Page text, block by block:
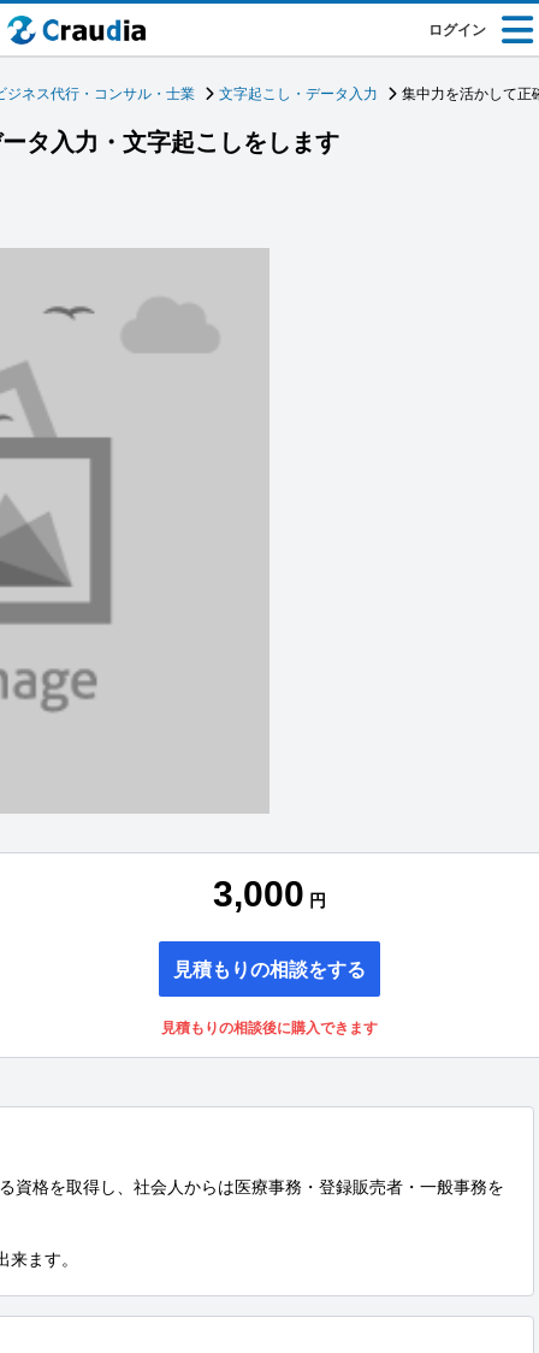
ログイン
ジネス代行・コンサル・士業 文字起こし・データ入力 集中力を活かして正
タ入力・文字起こしをします
3,000 円
見積もりの相談をする
見積もりの相談後に購入できます
資格を取得し、社会人からは医療事務・登録販売者・一般事務を
ます。